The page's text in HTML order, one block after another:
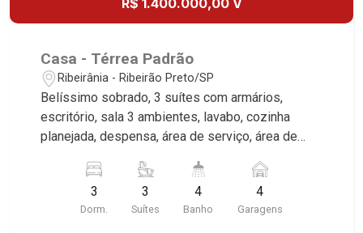
Casa - Térrea Padrão
Ribeirânia - Ribeirão Preto/SP
Belíssimo sobrado, 3 suítes com armários,
escritório, sala 3 ambientes, lavabo, cozinha
planejada, despensa, área de serviço, área de
jardim, quintal, ampla sacada, aquecedor solar,
portão eletrônico, cerca elétrica, alarme, fino
acabamento, 4 vagas sendo 2 cobertas,
3
Dorm.
3
Suítes
4
Banho
4
Garagens